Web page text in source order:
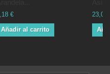
€
Añadir al carrito
23,00